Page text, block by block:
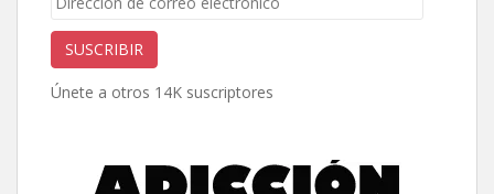
correo
electrónico
SUSCRIBIR
Únete a otros 14K suscriptores